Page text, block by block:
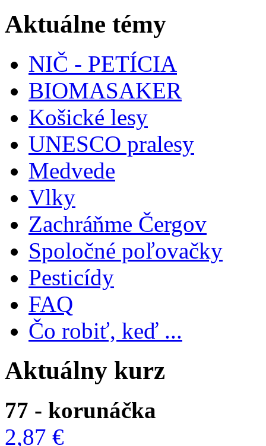
Aktuálne témy
NIČ - PETÍCIA
BIOMASAKER
Košické lesy
UNESCO pralesy
Medvede
Vlky
Zachráňme Čergov
Spoločné poľovačky
Pesticídy
FAQ
Čo robiť, keď ...
Aktuálny kurz
77 - korunáčka
2,87 €